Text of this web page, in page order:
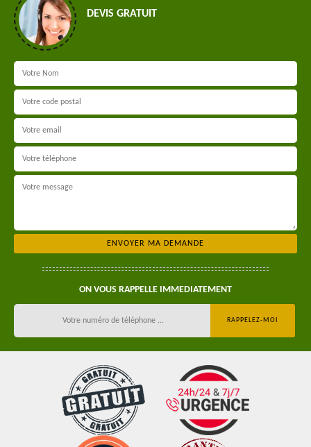
DEVIS GRATUIT
ON VOUS RAPPELLE IMMEDIATEMENT